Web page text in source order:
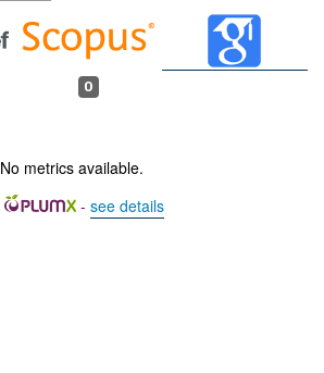
0
No metrics available.
- see details